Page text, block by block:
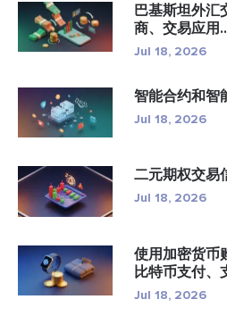
巴基斯坦外汇
商、交易应用
Jul 18, 2026
智能合约和智
Jul 18, 2026
二元期权交易
Jul 18, 2026
使用加密货币
比特币支付、
Jul 18, 2026